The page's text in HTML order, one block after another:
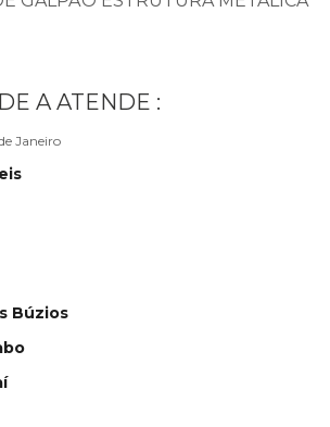
A ATENDE :
Janeiro
Búzios